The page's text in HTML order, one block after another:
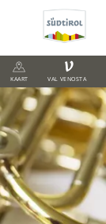
KAART
V
VAL VENOSTA